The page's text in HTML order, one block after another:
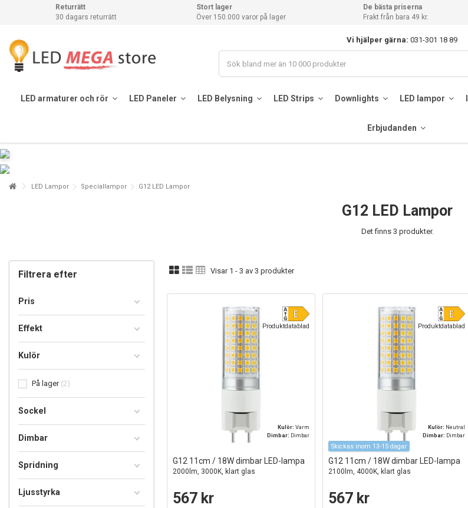
Returrätt
30 dagars returrätt
Stort lager
Över 150.000 varor på lager
De bästa priserna
Frakt från bara 49 kr.
Vi hjälper gärna: 031-301 18 89
LED armaturer och rör LED Paneler LED Belysning LED Strips Downlights LED lampor
Erbjudanden
LED Lampor Speciallampor G12 LED Lampor
G12 LED Lampor
Det finns 3 produkter.
Visar 1 - 3 av 3 produkter
Produktdatablad
Kulör:Varm
Dimbar: Dimbar
G12 11cm / 18W dimbar LED-lampa
2000lm, 3000K, klart glas
567 kr
Produktdatablad
Kulör: Neutral
Dimbar: Dimbar
Skickas inom 13-15 dagar
G12 11cm / 18W dimbar LED-lampa
2100lm, 4000K, klart glas
567 kr
Filtrera efter
Pris
Effekt
Kulör
På lager 2
Sockel
Dimbar
Spridning
Ljusstyrka